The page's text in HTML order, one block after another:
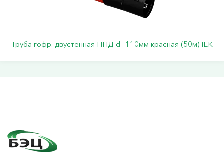
Труба гофр. двустенная ПНД d=110мм красная (50м) IEK